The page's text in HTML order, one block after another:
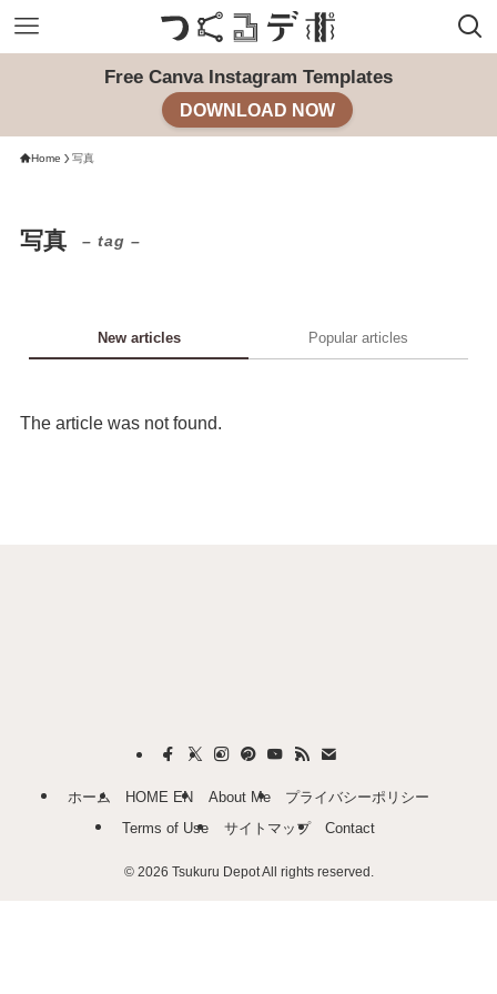
Free Canva Instagram Templates
DOWNLOAD NOW
Home 写真
写真 – tag –
New articles Popular articles
The article was not found.
ホーム HOME EN About Me
プライバシーポリシー
Terms of Use
サイトマップ Contact
©2026 Tsukuru Depot All rights reserved.